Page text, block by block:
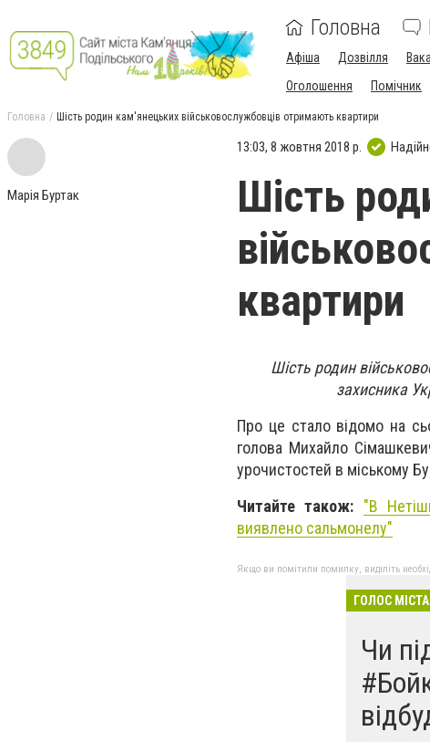
Головна
Афіша Дозвілля
Оголошення
Помічник
Головна Шість родин кам'янецьких військовослужбовців отримають квартири
Марія Буртак
13:03, 8 жовтня 2018 р.
Шість
квартири
Шість родин
захисника
Про це стало відомо на
голова Михайло
урочистостей в міському
Читайте також: "В
виявлено сальмонелу"
Якщо ви помітили помилку, виділіть
ГОЛОС МІСТА
Чи